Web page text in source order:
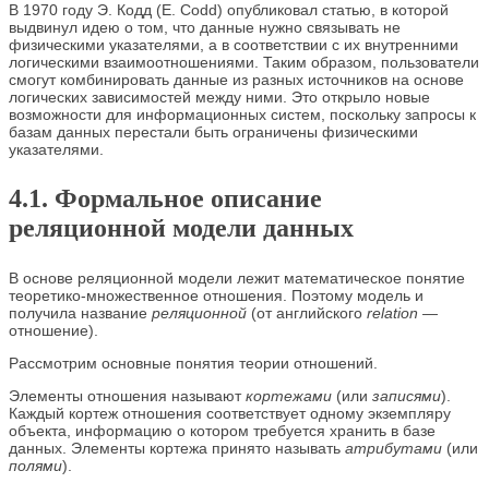
В 1970 году Э. Кодд (E. Codd) опубликовал статью, в которой
выдвинул идею о том, что данные нужно связывать не
физическими указателями, а в соответствии с их внутренними
логическими взаимоотношениями. Таким образом, пользователи
смогут комбинировать данные из разных источников на основе
логических зависимостей между ними. Это открыло новые
возможности для информационных систем, поскольку запросы к
базам данных перестали быть ограничены физическими
указателями.
4.1. Формальное описание
реляционной модели данных
В основе реляционной модели лежит математическое понятие
теоретико-множественное отношения. Поэтому модель и
получила название реляционной (от английского relation —
отношение).
Рассмотрим основные понятия теории отношений.
Элементы отношения называюткортежами (или записями).
Каждый кортеж отношения соответствует одному экземпляру
объекта, информацию о котором требуется хранить в базе
данных. Элементы кортежа принято называть атрибутами (или
полями).